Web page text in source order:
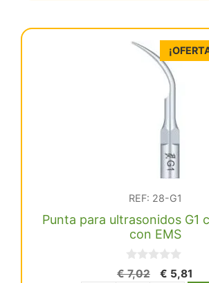
EMS
REF: 28-G1
Punta para ultrasonidos G1
con EMS
0
d
€7,02
El
€ 5,81